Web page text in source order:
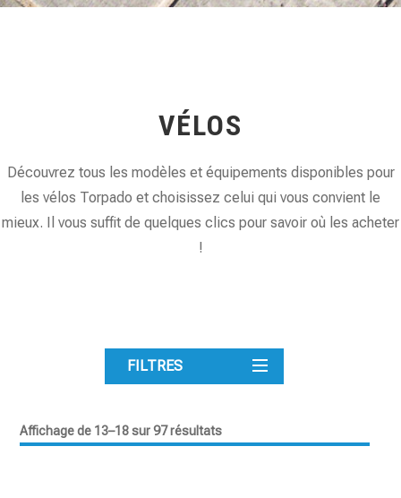
VÉLOS
Découvrez tous les modèles et équipements disponibles pour
les vélos Torpado et choisissez celui qui vous convient le
mieux. Il vous suffit de quelques clics pour savoir où les acheter
!
FILTRES
Affichage de 13–18 sur 97 résultats